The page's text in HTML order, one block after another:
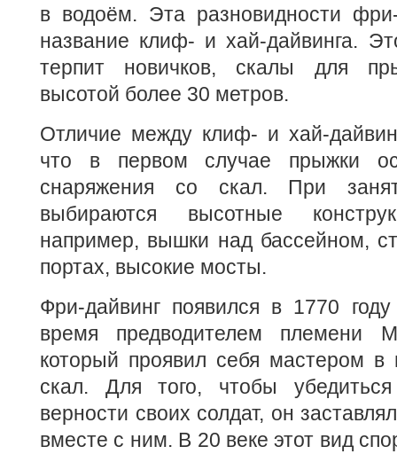
в водоём. Эта разновидности
название клиф- и хай-дайвинга.
терпит новичков, скалы для
высотой более 30 метров.
Отличие между клиф- и хай-
что в первом случае прыжки
снаряжения со скал. При
выбираются высотные
например, вышки над бассейном,
портах, высокие мосты.
Фри-дайвинг появился в 1770
время предводителем племени
который проявил себя мастером в
скал. Для того, чтобы
верности своих солдат, он
вместе с ним. В 20 веке этот вид